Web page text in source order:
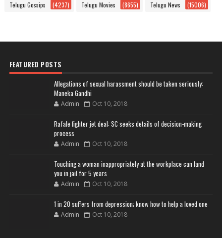
Telugu Gossips (4237) Telugu Movies (8655) Telugu News (15006)
FEATURED POSTS
Allegations of sexual harassment should be taken seriously:
Maneka Gandhi
Admin Oct 10, 2018
Rafale fighter jet deal: SC seeks details of decision-making
process
Admin Oct 10, 2018
Touching a woman inappropriately at the workplace can land
you in jail for 5 years
Admin Oct 10, 2018
1 in 20 suffers from depression; know how to help a loved one
Admin Oct 10, 2018